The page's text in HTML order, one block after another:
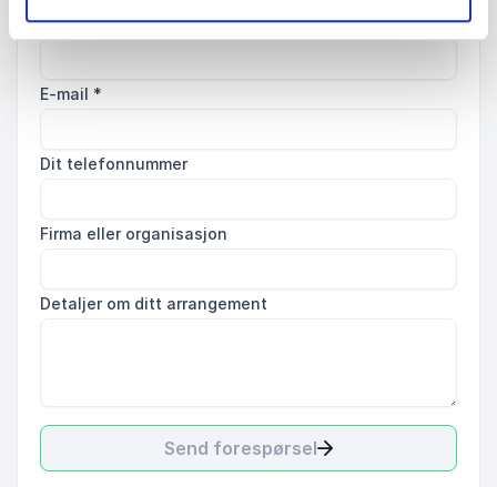
Dit navn*
E-mail *
Dit telefonnummer
Firma eller organisasjon
Detaljer om ditt arrangement
Send forespørsel